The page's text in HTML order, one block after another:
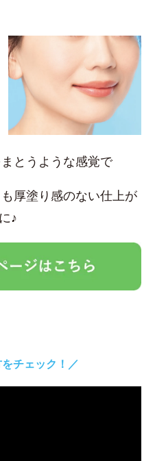
とうような感覚で
厚塗り感のない仕上が
♪
チェック！／